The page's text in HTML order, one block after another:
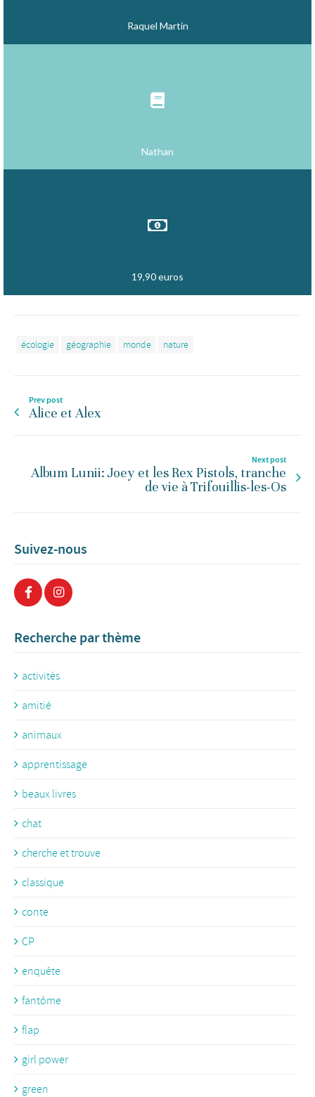
Raquel Martin
Nathan
19,90 euros
écologie géographie monde nature
Prev post
Alice et Alex
Next post
Album Lunii: Joey et les Rex Pistols, tranche
de vie à Trifouillis-les-Os
Suivez-nous
Recherche par thème
activités
amitié
animaux
apprentissage
beaux livres
chat
cherche et trouve
classique
conte
CP
enquête
fantôme
flap
girl power
green